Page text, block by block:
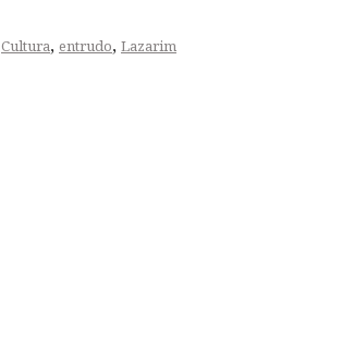
Cultura, entrudo, Lazarim